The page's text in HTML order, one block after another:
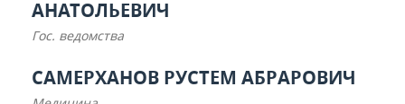
АНАТОЛЬЕВИЧ
Гос. ведомства
САМЕРХАНОВ РУСТЕМ АБРАРОВИЧ